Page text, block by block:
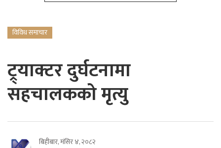
विविध समाचार
ट्र्याक्टर दुर्घटनामा
सहचालकको मृत्यु
बिहीबार, मंसिर ४, २०८२